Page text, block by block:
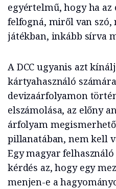
egyértelmű, hogy ha
felfogná, miről van szó,
játékban, inkább sírva
A DCC ugyanis azt
kártyahasználó
devizaárfolyamon
elszámolása, az előny
árfolyam
pillanatában, nem kell
Egy magyar
kérdés az, hogy egy
menjen-e a